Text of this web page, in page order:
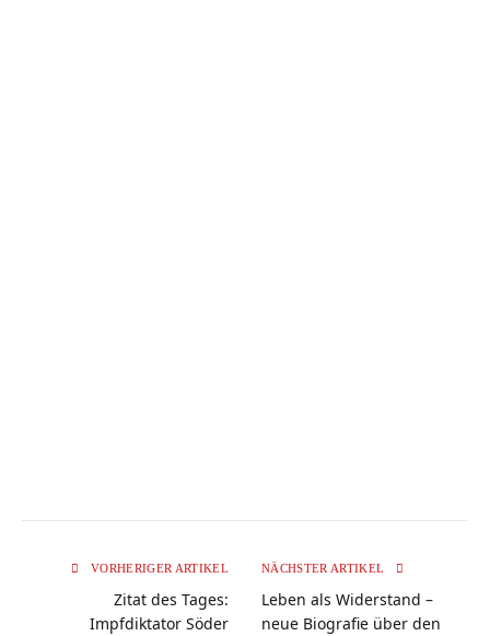
VORHERIGER ARTIKEL
Zitat des Tages:
Impfdiktator Söder
NÄCHSTER ARTIKEL
Leben als Widerstand –
neue Biografie über den